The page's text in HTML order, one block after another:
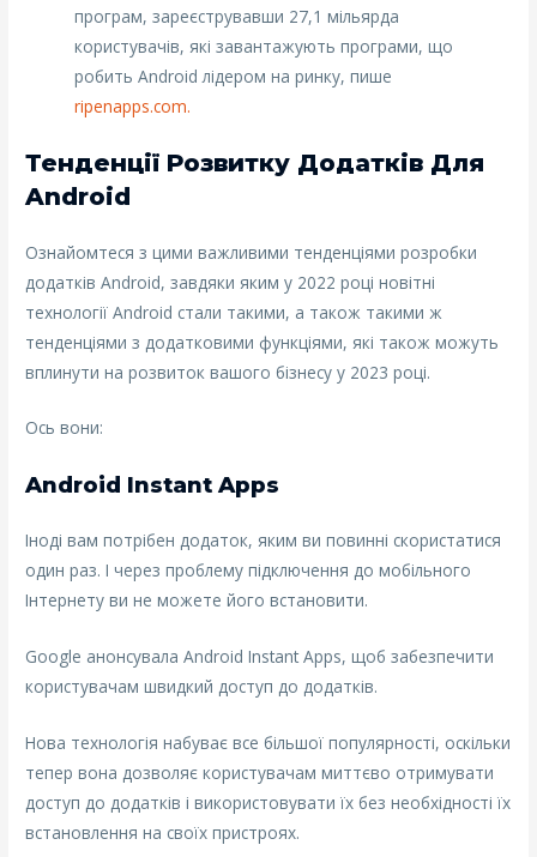
програм, зареєструвавши 27,1 мільярда
користувачів, які завантажують програми, що
робить Android лідером на ринку, пише
ripenapps.com.
Тенденції Розвитку Додатків Для
Android
Ознайомтеся з цими важливими тенденціями розробки
додатків Android, завдяки яким у 2022 році новітні
технології Android стали такими, а також такими ж
тенденціями з додатковими функціями, які також можуть
вплинути на розвиток вашого бізнесу у 2023 році.
Ось вони:
Android Instant Apps
Іноді вам потрібен додаток, яким ви повинні скористатися
один раз. І через проблему підключення до мобільного
Інтернету ви не можете його встановити.
Google анонсувала Android Instant Apps, щоб забезпечити
користувачам швидкий доступ до додатків.
Нова технологія набуває все більшої популярності, оскільки
тепер вона дозволяє користувачам миттєво отримувати
доступ до додатків і використовувати їх без необхідності їх
встановлення на своїх пристроях.